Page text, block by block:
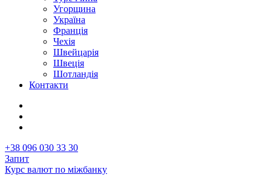
Угорщина
Україна
Франція
Чехія
Швейцарія
Швеція
Шотландія
Контакти
+38 096 030 33 30
Запит
Курс валют по міжбанку